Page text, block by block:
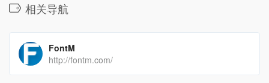
相关导航
FontM
http://fontm.com/